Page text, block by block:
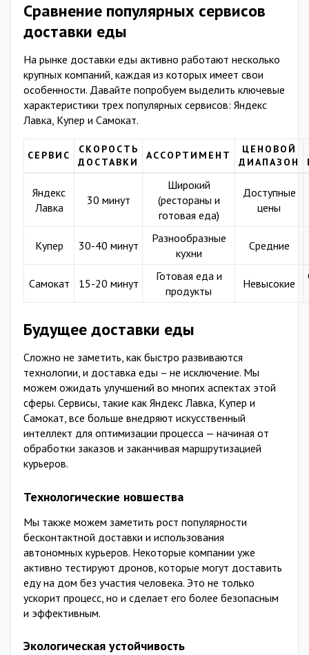
Сравнение популярных сервисов
доставки еды
На рынке доставки еды активно работают несколько
крупных компаний, каждая из которых имеет свои
особенности. Давайте попробуем выделить ключевые
характеристики трех популярных сервисов: Яндекс
Лавка, Купер и Самокат.
СЕРВИС
СКОРОСТЬ
ДОСТАВКИ
АССОРТИМЕНТ
ЦЕНОВОЙ
ДИАПАЗОН
Яндекс
Лавка
30 минут
Широкий
(рестораны и
готовая еда)
Доступные
цены
Купер 30-40 минут
Разнообразные
кухни
Средние
Самокат 15-20 минут
Готовая еда и
продукты
Невысокие
Будущее доставки еды
Сложно не заметить, как быстро развиваются
технологии, и доставка еды – не исключение. Мы
можем ожидать улучшений во многих аспектах этой
сферы. Сервисы, такие как Яндекс Лавка, Купер и
Самокат, все больше внедряют искусственный
интеллект для оптимизации процесса — начиная от
обработки заказов и заканчивая маршрутизацией
курьеров.
Технологические новшества
Мы также можем заметить рост популярности
бесконтактной доставки и использования
автономных курьеров. Некоторые компании уже
активно тестируют дронов, которые могут доставить
еду на дом без участия человека. Это не только
ускорит процесс, но и сделает его более безопасным
и эффективным.
Экологическая устойчивость